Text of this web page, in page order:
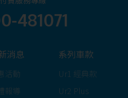
481071
消息
活動
報導
系列車款
Ur1 經典款
Ur2 Plus